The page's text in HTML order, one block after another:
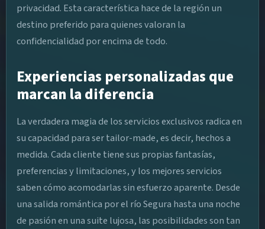
privacidad. Esta característica hace de la región un
destino preferido para quienes valoran la
confidencialidad por encima de todo.
Experiencias personalizadas que
marcan la diferencia
La verdadera magia de los servicios exclusivos radica en
su capacidad para ser tailor-made, es decir, hechos a
medida. Cada cliente tiene sus propias fantasías,
preferencias y limitaciones, y los mejores servicios
saben cómo acomodarlas sin esfuerzo aparente. Desde
una salida romántica por el río Segura hasta una noche
de pasión en una suite lujosa, las posibilidades son tan